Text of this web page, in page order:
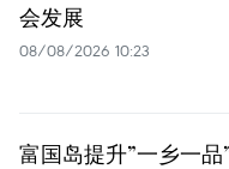
会发展
08/08/2026 10:23
富国岛提升”一乡一